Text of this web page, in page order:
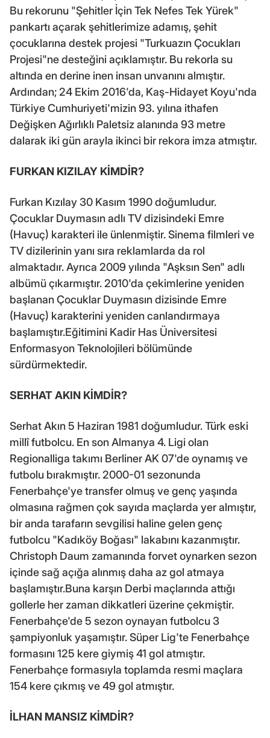
Bu rekorunu "Şehitler İçin Tek Nefes Tek Yürek"
pankartı açarak şehitlerimize adamış, şehit
çocuklarına destek projesi "Turkuazın Çocukları
Projesi"ne desteğini açıklamıştır. Bu rekorla su
altında en derine inen insan unvanını almıştır.
Ardından; 24 Ekim 2016'da, Kaş-Hidayet Koyu'nda
Türkiye Cumhuriyeti'mizin 93. yılına ithafen
Değişken Ağırlıklı Paletsiz alanında 93 metre
dalarak iki gün arayla ikinci bir rekora imza atmıştır.
FURKAN KIZILAY KİMDİR?
Furkan Kızılay 30 Kasım 1990 doğumludur.
Çocuklar Duymasın adlı TV dizisindeki Emre
(Havuç) karakteri ile ünlenmiştir. Sinema filmleri ve
TV dizilerinin yanı sıra reklamlarda da rol
almaktadır. Ayrıca 2009 yılında "Aşksın Sen" adlı
albümü çıkarmıştır. 2010'da çekimlerine yeniden
başlanan Çocuklar Duymasın dizisinde Emre
(Havuç) karakterini yeniden canlandırmaya
başlamıştır.Eğitimini Kadir Has Üniversitesi
Enformasyon Teknolojileri bölümünde
sürdürmektedir.
SERHAT AKIN KİMDİR?
Serhat Akın 5 Haziran 1981 doğumludur. Türk eski
millî futbolcu. En son Almanya 4. Ligi olan
Regionalliga takımı Berliner AK 07'de oynamış ve
futbolu bırakmıştır. 2000-01 sezonunda
Fenerbahçe'ye transfer olmuş ve genç yaşında
olmasına rağmen çok sayıda maçlarda yer almıştır,
bir anda tarafarın sevgilisi haline gelen genç
futbolcu "Kadıköy Boğası" lakabını kazanmıştır.
Christoph Daum zamanında forvet oynarken sezon
içinde sağ açığa alınmış daha az gol atmaya
başlamıştır.Buna karşın Derbi maçlarında attığı
gollerle her zaman dikkatleri üzerine çekmiştir.
Fenerbahçe'de 5 sezon oynayan futbolcu 3
şampiyonluk yaşamıştır. Süper Lig'te Fenerbahçe
formasını 125 kere giymiş 41 gol atmıştır.
Fenerbahçe formasıyla toplamda resmi maçlara
154 kere çıkmış ve 49 gol atmıştır.
İLHAN MANSIZ KİMDİR?